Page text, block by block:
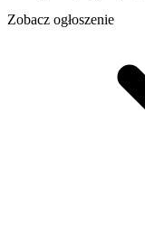
Zobacz ogłoszenie